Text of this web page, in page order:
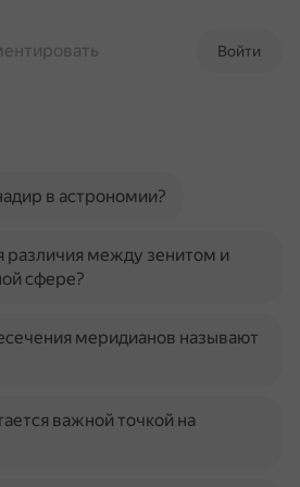
Войти
в астрономии?
различия между зенитом и
сфере?
меридианов называют
важной точкой на